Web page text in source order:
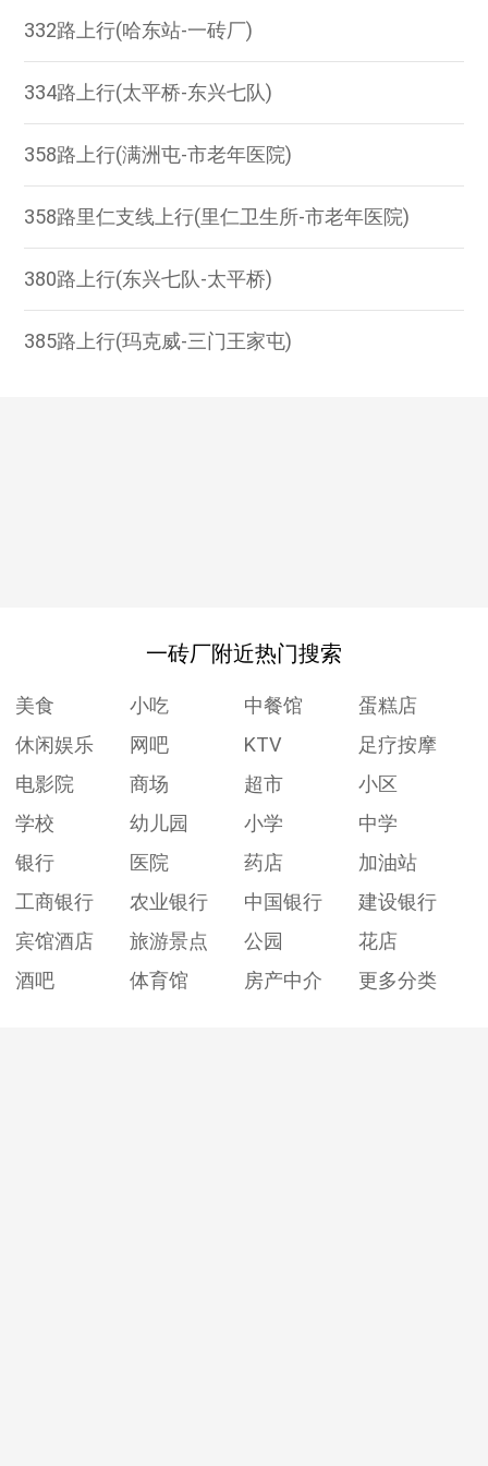
332路上行(哈东站-一砖厂)
334路上行(太平桥-东兴七队)
358路上行(满洲屯-市老年医院)
358路里仁支线上行(里仁卫生所-市老年医院)
380路上行(东兴七队-太平桥)
385路上行(玛克威-三门王家屯)
一砖厂附近热门搜索
美食 小吃 中餐馆
蛋糕店
休闲娱乐
网吧 KTV
足疗按摩
电影院
商场 超市
小区
学校
幼儿园 小学
中学
银行
医院 药店
加油站
工商银行
农业银行 中国银行
建设银行
宾馆酒店
旅游景点 公园
花店
酒吧
体育馆 房产中介 更多分类